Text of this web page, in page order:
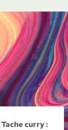
Tache curry :